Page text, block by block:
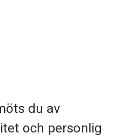
du av
och personlig